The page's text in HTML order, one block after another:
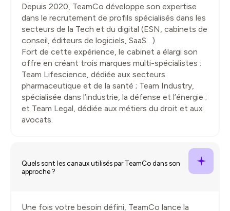
Depuis 2020, TeamCo développe son expertise
dans le recrutement de profils spécialisés dans les
secteurs de la Tech et du digital (ESN, cabinets de
conseil, éditeurs de logiciels, SaaS…).
Fort de cette expérience, le cabinet a élargi son
offre en créant trois marques multi-spécialistes :
Team Lifescience, dédiée aux secteurs
pharmaceutique et de la santé ; Team Industry,
spécialisée dans l’industrie, la défense et l’énergie ;
et Team Legal, dédiée aux métiers du droit et aux
avocats.
Quels sont les canaux utilisés par TeamCo dans son
approche ?
Une fois votre besoin défini, TeamCo lance la